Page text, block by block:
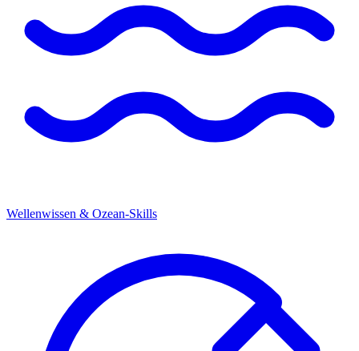
Wellenwissen & Ozean-Skills